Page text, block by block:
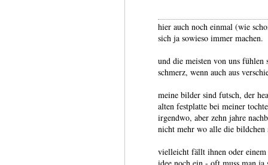
hier auch noch einmal (wie
sich ja sowieso immer machen.
und die meisten von uns
schmerz, wenn auch aus
meine bilder sind futsch, der
alten festplatte bei meiner
irgendwo, aber zehn jahre
nicht mehr wo alle die bildchen
vielleicht fällt ihnen oder einem